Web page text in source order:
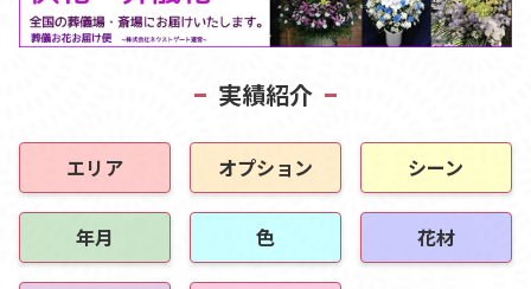
実績紹介
エリア オプション シーン
年月 色 花材